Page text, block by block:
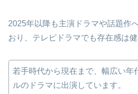
2025年以降も主演ドラマや話題作
おり、テレビドラマでも存在感は健
若手時代から現在まで、幅広い年
ルのドラマに出演しています。